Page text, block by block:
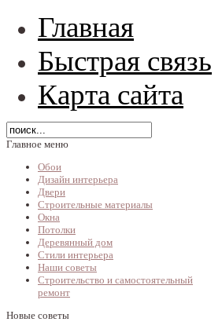
Главная
Быстрая связь
Карта сайта
Главное меню
Обои
Дизайн интерьера
Двери
Строительные материалы
Окна
Потолки
Деревянный дом
Стили интерьера
Наши советы
Строительство и самостоятельный
ремонт
Новые советы